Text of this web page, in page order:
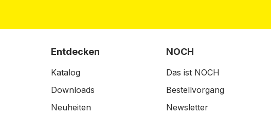
Entdecken
Katalog
Downloads
Neuheiten
NOCH
Das ist NOCH
Bestellvorgang
Newsletter